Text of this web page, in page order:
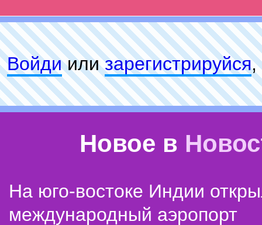
Войдиилизарeгиcтpируйся,
Новое в
На юго-востоке Индии
международный аэропорт